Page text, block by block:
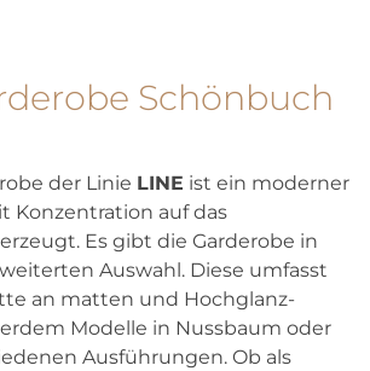
Schönbuch
der Linie LINE ist ein moderner
Konzentration auf das
Es gibt die Garderobe in
Auswahl. Diese umfasst
an matten und Hochglanz-
Modelle in Nussbaum oder
Ausführungen. Ob als